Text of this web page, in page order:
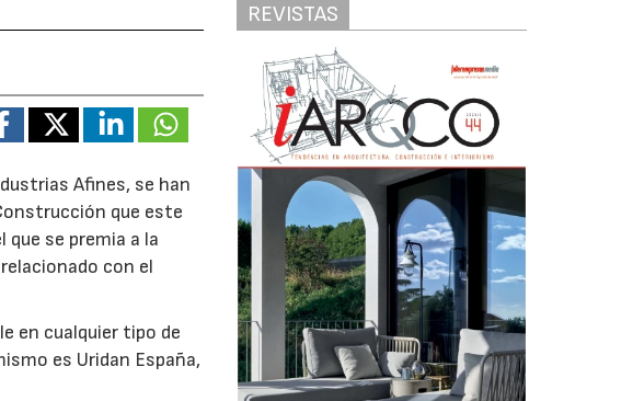
Afines, se han
que este
se premia a la
con el
en cualquier tipo de
es Uridan España,
REVISTAS